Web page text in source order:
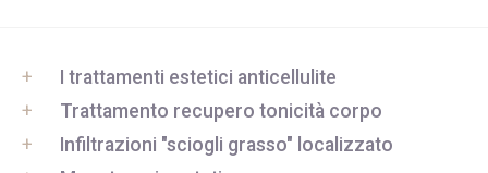
I trattamenti estetici anticellulite
Trattamento recupero tonicità corpo
Infiltrazioni "sciogli grasso" localizzato